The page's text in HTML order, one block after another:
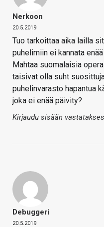
Nerkoon
20.5.2019
Tuo tarkoittaa aika lailla
puhelimiin ei kannata
Mahtaa suomalaisia
taisivat olla suht
puhelinvarasto hapantua
joka ei enää päivity?
Kirjaudu sisään
Debuggeri
20.5.2019